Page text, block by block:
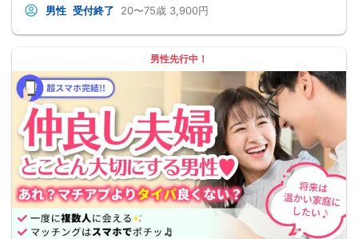
男性 受付終了 20〜75歳 3,900円
男性先行中！